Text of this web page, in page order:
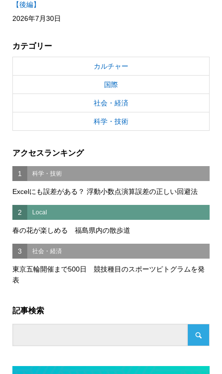
【後編】
2026年7月30日
カテゴリー
カルチャー
国際
社会・経済
科学・技術
アクセスランキング
1 科学・技術
Excelにも誤差がある？ 浮動小数点演算誤差の正しい回避法
2 Local
春の花が楽しめる 福島県内の散歩道
3 社会・経済
東京五輪開催まで500日 競技種目のスポーツピトグラムを発
表
記事検索